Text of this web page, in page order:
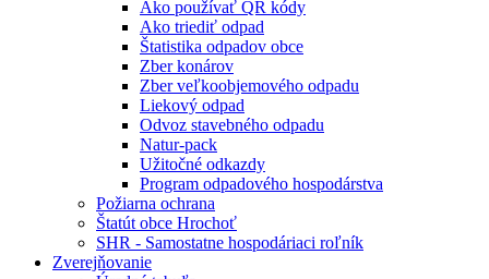
Ako používať QR kódy
Ako triediť odpad
Štatistika odpadov obce
Zber konárov
Zber veľkoobjemového odpadu
Liekový odpad
Odvoz stavebného odpadu
Natur-pack
Užitočné odkazdy
Program odpadového hospodárstva
Požiarna ochrana
Štatút obce Hrochoť
SHR - Samostatne hospodáriaci roľník
Zverejňovanie